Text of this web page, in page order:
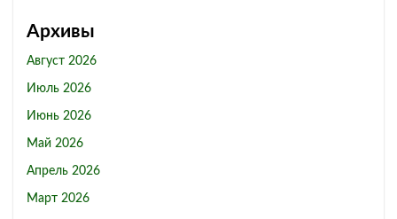
Архивы
Август 2026
Июль 2026
Июнь 2026
Май 2026
Апрель 2026
Март 2026